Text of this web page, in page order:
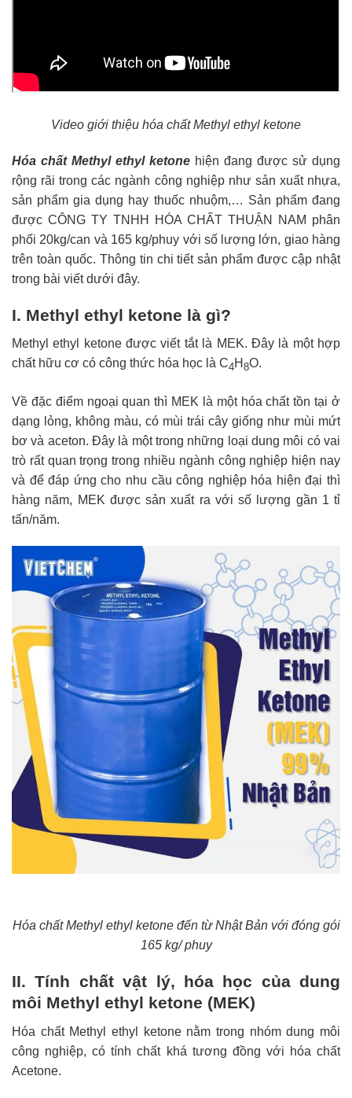
Video giới thiệu hóa chất Methyl ethyl ketone
Hóa chất Methyl ethyl ketone hiện đang được sử dụng
rộng rãi trong các ngành công nghiệp như sản xuất nhựa,
sản phẩm gia dụng hay thuốc nhuộm,… Sản phẩm đang
được CÔNG TY TNHH HÓA CHẤT THUẬN NAM phân
phối 20kg/can và 165 kg/phuy với số lượng lớn, giao hàng
trên toàn quốc. Thông tin chi tiết sản phẩm được cập nhật
trong bài viết dưới đây.
I. Methyl ethyl ketone là gì?
Methyl ethyl ketone được viết tắt là MEK. Đây là một hợp
chất hữu cơ có công thức hóa học là C4H 8O.
Về đặc điểm ngoại quan thì MEK là một hóa chất tồn tại ở
dạng lỏng, không màu, có mùi trái cây giống như mùi mứt
bơ và aceton. Đây là một trong những loại dung môi có vai
trò rất quan trọng trong nhiều ngành công nghiệp hiện nay
và để đáp ứng cho nhu cầu công nghiệp hóa hiện đại thì
hàng năm, MEK được sản xuất ra với số lượng gần 1 tỉ
tấn/năm.
Hóa chất Methyl ethyl ketone đến từ Nhật Bản với đóng gói
165 kg/ phuy
II. Tính chất vật lý, hóa học của dung
môi Methyl ethyl ketone (MEK)
Hóa chất Methyl ethyl ketone nằm trong nhóm dung môi
công nghiệp, có tính chất khá tương đồng với hóa chất
Acetone.